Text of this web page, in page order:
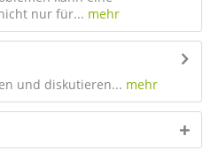
nur für... mehr
und diskutieren... mehr